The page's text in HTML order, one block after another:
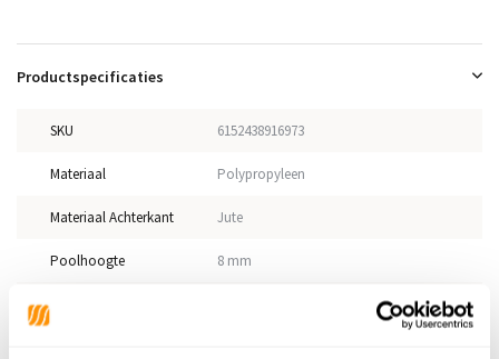
Productspecificaties
SKU 6152438916973
Materiaal Polypropyleen
Materiaal Achterkant Jute
Poolhoogte 8 mm